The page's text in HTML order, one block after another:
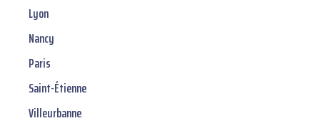
Lyon
Nancy
Paris
Saint-Étienne
Villeurbanne